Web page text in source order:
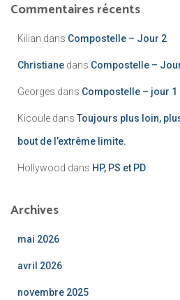
Commentaires récents
Kilian dans Compostelle – Jour 2
Christiane dans Compostelle –
Georges dans Compostelle – jour 1
Kicoule dans Toujours plus loin,
bout de l’extrême limite.
Hollywood dans HP, PS et PD
Archives
mai 2026
avril 2026
novembre 2025